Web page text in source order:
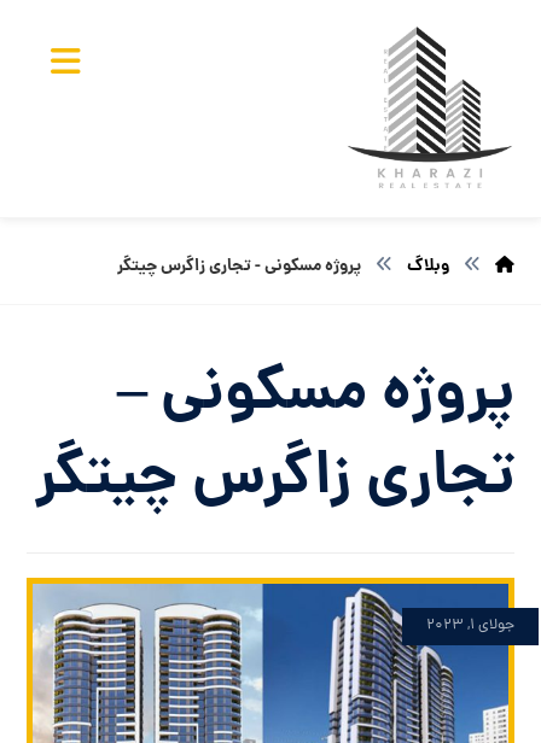
وبلاگ پروژه مسکونی - تجاری زاگرس چیتگر
پروژه مسکونی –
تجاری زاگرس چیتگر
جولای ۱, ۲۰۲۳